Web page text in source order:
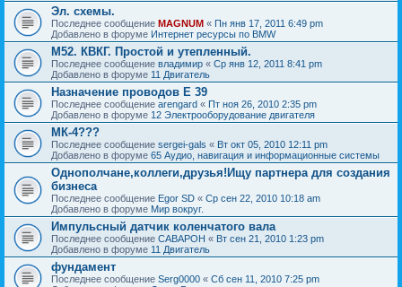
Эл. схемы.
Последнее сообщение MAGNUM « Пн янв 17, 2011 6:49 pm
Добавлено в форуме Интернет ресурсы по BMW
М52. КВКГ. Простой и утепленный.
Последнее сообщение владимир « Ср янв 12, 2011 8:41 pm
Добавлено в форуме 11 Двигатель
Назначение проводов Е 39
Последнее сообщение arengard « Пт ноя 26, 2010 2:35 pm
Добавлено в форуме 12 Электрооборудование двигателя
МК-4???
Последнее сообщение sergei-gals « Вт окт 05, 2010 12:11 pm
Добавлено в форуме 65 Аудио, навигация и информационные системы
Однополчане,коллеги,друзья!Ищу партнера для создания
бизнеса
Последнее сообщение Egor SD « Ср сен 22, 2010 10:18 am
Добавлено в форуме Мир вокруг.
Импульсный датчик коленчатого вала
Последнее сообщение CABAPOH « Вт сен 21, 2010 1:23 pm
Добавлено в форуме 11 Двигатель
фундамент
Последнее сообщение Serg0000 « Сб сен 11, 2010 7:25 pm